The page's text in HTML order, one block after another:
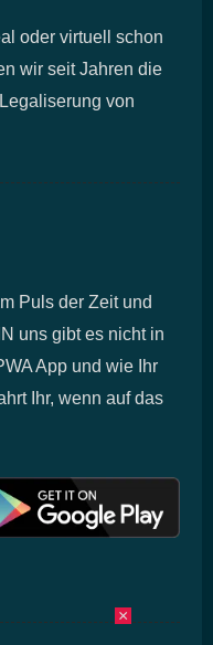
oder virtuell schon
wir seit Jahren die
von
Puls der Zeit und
uns gibt es nicht in
App und wie Ihr
Ihr, wenn auf das
×